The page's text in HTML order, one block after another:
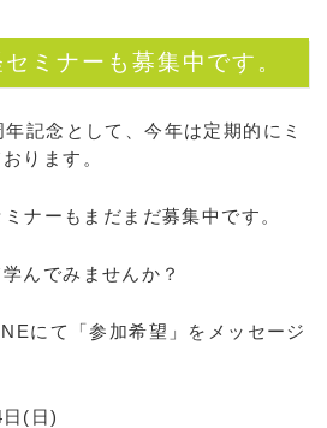
ミナーも募集中です。
記念として、今年は定期的にミ
ります。
ナーもまだまだ募集中です。
んでみませんか？
にて「参加希望」をメッセージ
日(日)